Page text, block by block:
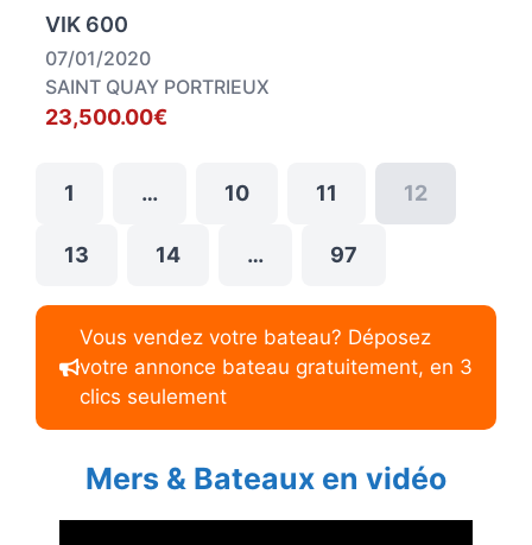
VIK 600
07/01/2020
SAINT QUAY PORTRIEUX
23,500.00€
1 … 10 11 12
13 14 … 97
Vous vendez votre bateau? Déposez
votre annonce bateau gratuitement, en 3
clics seulement
Mers & Bateaux en vidéo